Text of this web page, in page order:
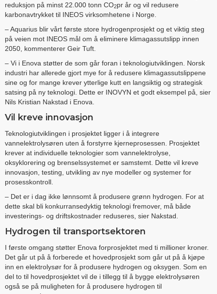
reduksjon på minst 22.000 tonn CO2pr år og vil redusere
karbonavtrykket til INEOS virksomhetene i Norge.
– Aquarius blir vårt første store hydrogenprosjekt og et viktig steg
på veien mot INEOS mål om å eliminere klimagassutslipp innen
2050, kommenterer Geir Tuft.
– Vi i Enova støtter de som går foran i teknologiutviklingen. Norsk
industri har allerede gjort mye for å redusere klimagassutslippene
sine og for mange krever ytterlige kutt en langsiktig og strategisk
satsing på ny teknologi. Dette er INOVYN et godt eksempel på, sier
Nils Kristian Nakstad i Enova.
Vil kreve innovasjon
Teknologiutviklingen i prosjektet ligger i å integrere
vannelektrolysøren uten å forstyrre kjerneprosessen. Prosjektet
krever at individuelle teknologier som vannelektrolyse,
oksyklorering og brenselssystemet er samstemt. Dette vil kreve
innovasjon, testing, utvikling av nye modeller og systemer for
prosesskontroll.
– Det er i dag ikke lønnsomt å produsere grønn hydrogen. For at
dette skal bli konkurransedyktig teknologi fremover, må både
investerings- og driftskostnader reduseres, sier Nakstad.
Hydrogen til transportsektoren
I første omgang støtter Enova forprosjektet med ti millioner kroner.
Det går ut på å forberede et hovedprosjekt som går ut på å kjøpe
inn en elektrolysør for å produsere hydrogen og oksygen. Som en
del to til hovedprosjektet vil de i tillegg til å bygge elektrolysøren
også se på muligheten for å produsere hydrogen til